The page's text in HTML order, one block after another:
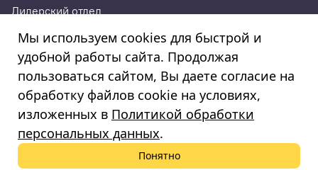
Дилерский отдел
© 2003—2025
«Автосервисторг»
ИП Годунова Лариса Леонидовна
ИНН 532108772827, ОГРНИП 308532130300022, ОКПО
308532130300022
Политика обработки персональных данных
Мы используем cookies для быстрой и
удобной работы сайта. Продолжая
пользоваться сайтом, Вы даете согласие на
обработку файлов cookie на условиях,
изложенных в Политикой обработки
персональных данных.
Понятно